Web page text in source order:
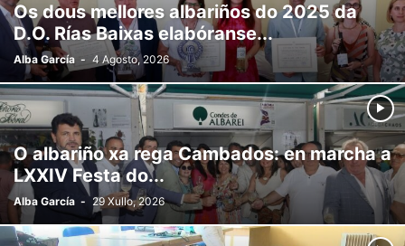
Os dous mellores albariños do 2025 da
D.O. Rías Baixas elabóranse...
Alba García - 4 Agosto, 2026
O albariño xa rega Cambados: en marcha a
LXXIV Festa do...
Alba García - 29 Xullo, 2026